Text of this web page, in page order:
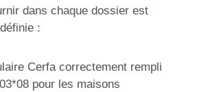
dans chaque dossier est
:
Cerfa correctement rempli
pour les maisons